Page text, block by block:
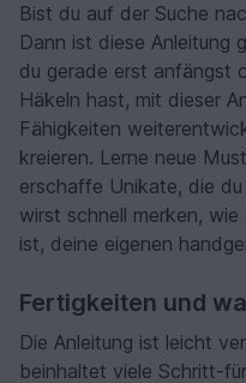
Bist du auf der Suche
Dann ist diese Anleitung
du gerade erst anfängst
Häkeln hast, mit dieser
Fähigkeiten
kreieren. Lerne neue
erschaffe Unikate, die
wirst schnell merken,
ist, deine eigenen
Fertigkeiten und
Die Anleitung ist leicht
beinhaltet viele Schritt-